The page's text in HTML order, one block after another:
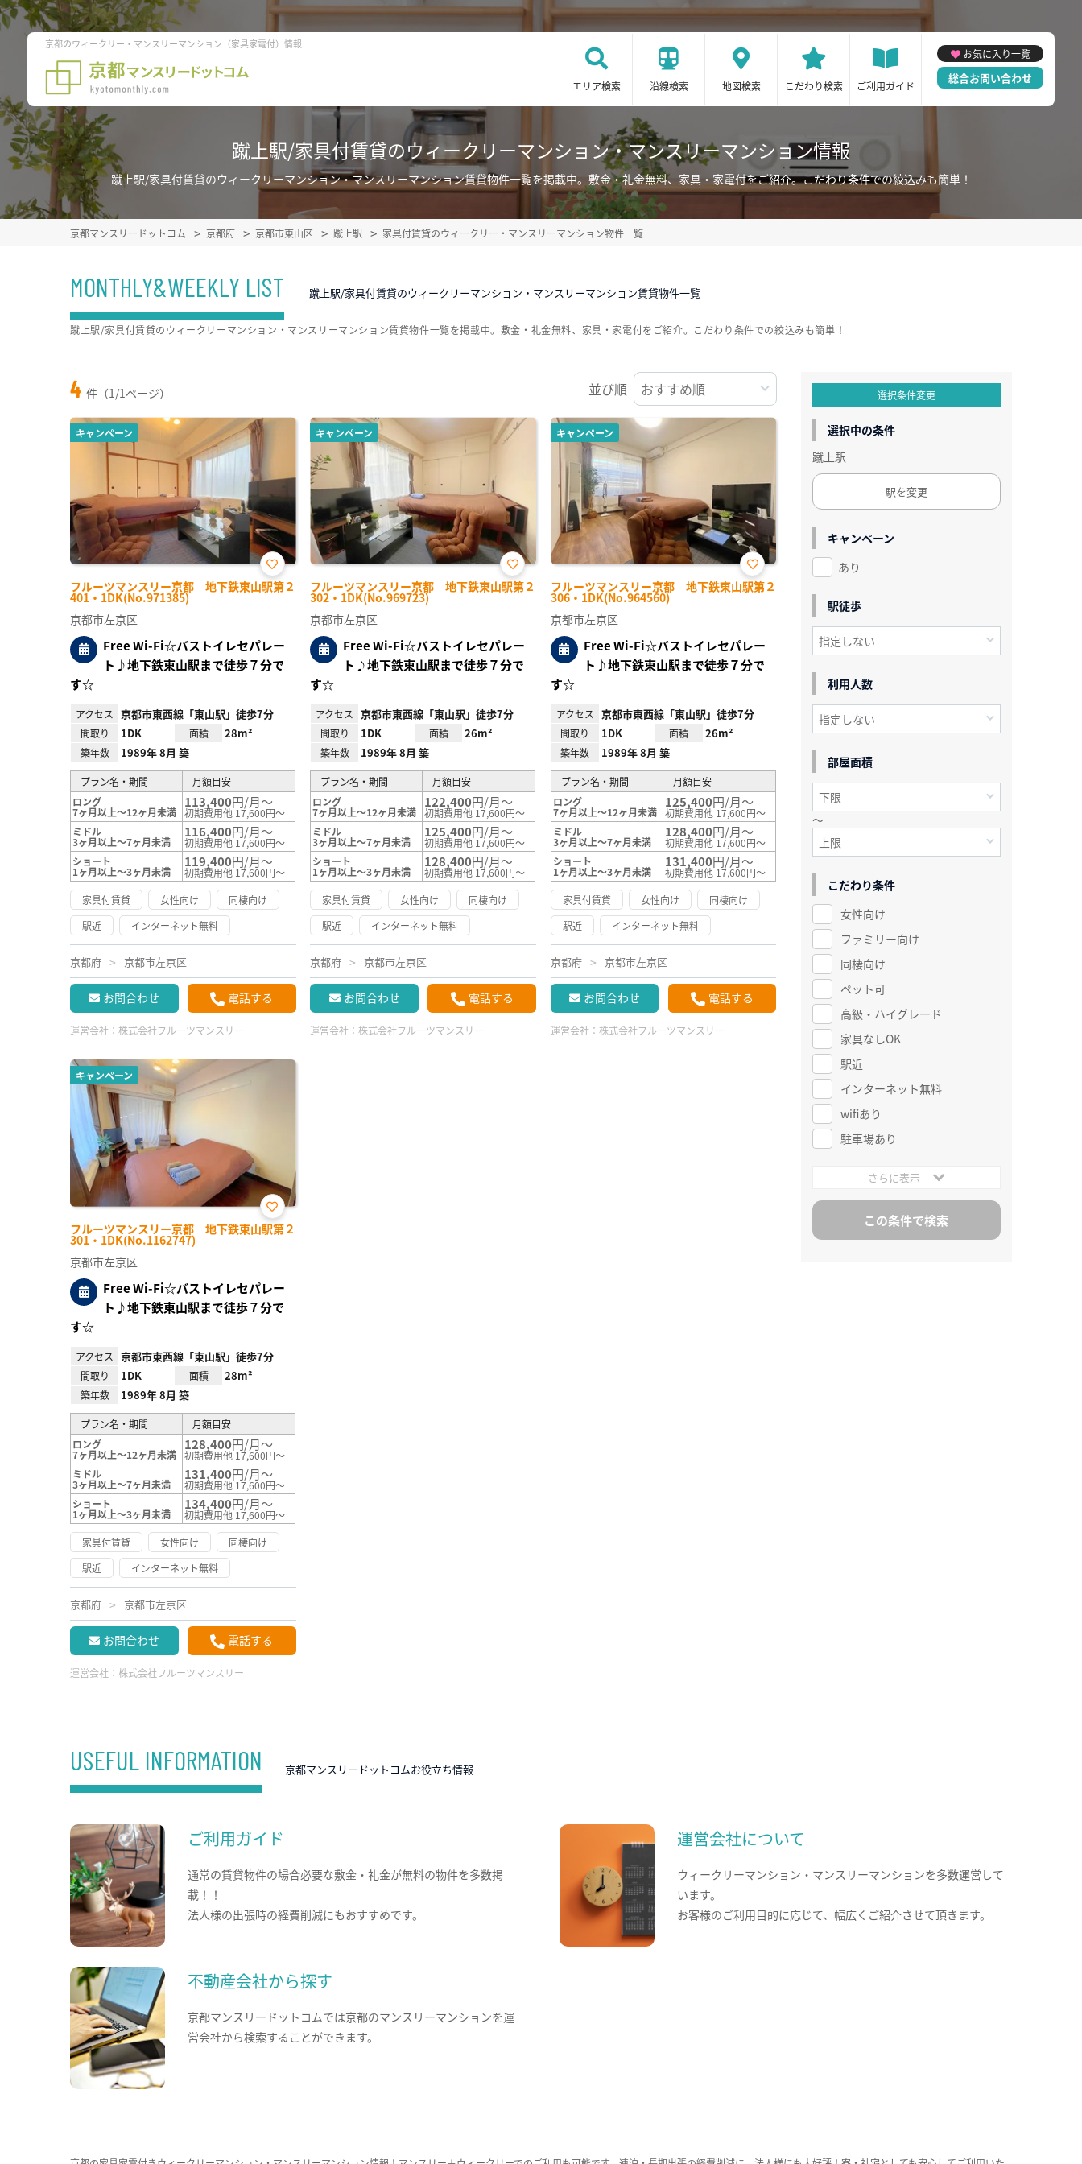
京都のウィークリー・マンスリーマンション（家具家電付）情報
エリア検索 沿線検索 地図検索 こだわり検索 ご利用ガイド
お気に入り一覧
総合お問い合わせ
蹴上駅/家具付賃貸のウィークリーマンション・マンスリーマンション情報
蹴上駅/家具付賃貸のウィークリーマンション・マンスリーマンション賃貸物件一覧を掲載中。敷金・礼金無料、家具・家電付をご紹介。こだわり条件での絞込みも簡単！
京都マンスリードットコム 京都府 京都市東山区 蹴上駅 家具付賃貸のウィークリー・マンスリーマンション物件一覧
MONTHLY&WEEKLY LIST 蹴上駅/家具付賃貸のウィークリーマンション・マンスリーマンション賃貸物件一覧
4 件（1/1ページ） 並び順
キャンペーン
フルーツマンスリー京都 地下鉄東山駅第２
401・1DK(No.971385)
お気
に入
京都市左京区
Free Wi-Fi☆バストイレセパレー
ト♪地下鉄東山駅まで徒歩７分で
す☆
アクセス 京都市東西線「東山駅」徒歩7分
間取り 1DK 面積 28m²
築年数 1989年 8月 築
プラン名・期間
月額目安
ロング
7ヶ月以上～12ヶ月未満
113,400円/月～
初期費用他 17,600円～
ミドル
3ヶ月以上～7ヶ月未満
116,400円/月～
初期費用他 17,600円～
ショート
1ヶ月以上～3ヶ月未満
119,400円/月～
初期費用他 17,600円～
家具付賃貸
女性向け
同棲向け
駅近
インターネット無料
京都府 京都市左京区
お問合わせ 電話する
運営会社： 株式会社フルーツマンスリー
キャンペーン
フルーツマンスリー京都 地下鉄東山駅第２
302・1DK(No.969723)
お気
に入
京都市左京区
Free Wi-Fi☆バストイレセパレー
ト♪地下鉄東山駅まで徒歩７分で
す☆
アクセス 京都市東西線「東山駅」徒歩7分
間取り 1DK 面積 26m²
築年数 1989年 8月 築
プラン名・期間
月額目安
ロング
7ヶ月以上～12ヶ月未満
122,400円/月～
初期費用他 17,600円～
ミドル
3ヶ月以上～7ヶ月未満
125,400円/月～
初期費用他 17,600円～
ショート
1ヶ月以上～3ヶ月未満
128,400円/月～
初期費用他 17,600円～
家具付賃貸
女性向け
同棲向け
駅近
インターネット無料
京都府 京都市左京区
お問合わせ 電話する
運営会社：株式会社フルーツマンスリー
キャンペーン
フルーツマンスリー京都 地下鉄東山駅第２
306・1DK(No.964560)
お気
に入
京都市左京区
Free Wi-Fi☆バストイレセパレー
ト♪地下鉄東山駅まで徒歩７分で
す☆
アクセス 京都市東西線「東山駅」徒歩7分
間取り 1DK 面積 26m²
築年数 1989年 8月 築
プラン名・期間
月額目安
ロング
7ヶ月以上～12ヶ月未満
125,400円/月～
初期費用他 17,600円～
ミドル
3ヶ月以上～7ヶ月未満
128,400円/月～
初期費用他 17,600円～
ショート
1ヶ月以上～3ヶ月未満
131,400円/月～
初期費用他 17,600円～
家具付賃貸
女性向け
同棲向け
駅近
インターネット無料
京都府 京都市左京区
お問合わせ 電話する
運営会社： 株式会社フルーツマンスリー
キャンペーン
フルーツマンスリー京都 地下鉄東山駅第２
301・1DK(No.1162747)
お気
に入
京都市左京区
Free Wi-Fi☆バストイレセパレー
ト♪地下鉄東山駅まで徒歩７分で
す☆
アクセス 京都市東西線「東山駅」徒歩7分
間取り 1DK 面積 28m²
築年数 1989年 8月 築
プラン名・期間
月額目安
ロング
7ヶ月以上～12ヶ月未満
128,400円/月～
初期費用他 17,600円～
ミドル
3ヶ月以上～7ヶ月未満
131,400円/月～
初期費用他 17,600円～
ショート
1ヶ月以上～3ヶ月未満
134,400円/月～
初期費用他 17,600円～
家具付賃貸
女性向け
同棲向け
駅近
インターネット無料
京都府 京都市左京区
お問合わせ 電話する
運営会社： 株式会社フルーツマンスリー
蹴上駅/家具付賃貸のウィークリーマンション・マンスリーマンション賃貸物件一覧を掲載中。敷金・礼金無料、家具・家電付をご紹介。こだわり条件での絞込みも簡単！
選択条件変更
選択中の条件
蹴上駅
駅を変更
キャンペーン
あり
駅徒歩
利用人数
部屋面積
～
こだわり条件
女性向け
ファミリー向け
同棲向け
ペット可
高級・ハイグレード
家具なしOK
駅近
インターネット無料
wifiあり
駐車場あり
さらに表示
USEFUL INFORMATION 京都マンスリードットコムお役立ち情報
ご利用ガイド
通常の賃貸物件の場合必要な敷金・礼金が無料の物件を多数掲
載！！
法人様の出張時の経費削減にもおすすめです。
運営会社について
ウィークリーマンション・マンスリーマンションを多数運営して
います。
お客様のご利用目的に応じて、幅広くご紹介させて頂きます。
不動産会社から探す
京都マンスリードットコムでは京都のマンスリーマンションを運
営会社から検索することができます。